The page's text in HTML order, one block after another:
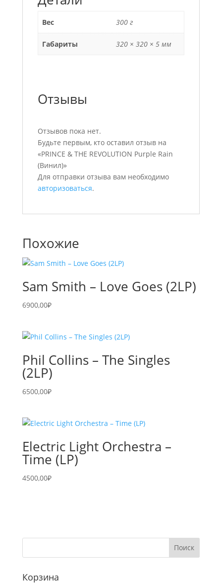
Вес 300 г
Габариты 320 × 320 × 5 мм
Отзывы
Отзывов пока нет.
Будьте первым, кто оставил отзыв на
«PRINCE & THE REVOLUTION Purple Rain
(Винил)»
Для отправки отзыва вам необходимо
авторизоваться.
Похожие
Sam Smith – Love Goes (2LP)
6900,00₽
Phil Collins – The Singles
(2LP)
6500,00₽
Electric Light Orchestra –
Time (LP)
4500,00₽
Корзина